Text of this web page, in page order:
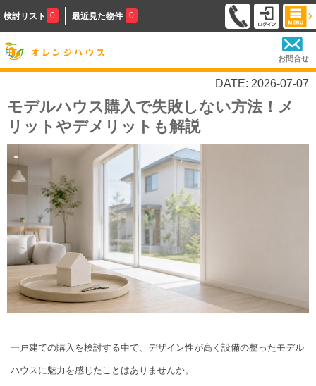
検討リスト 0 最近見た物件 0
お問合せ
DATE: 2026-07-07
モデルハウス購入で失敗しない方法！メ
リットやデメリットも解説
一戸建ての購入を検討する中で、デザイン性が高く設備の整ったモデル
ハウスに魅力を感じたことはありませんか。